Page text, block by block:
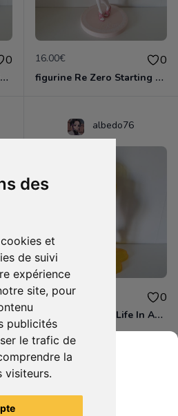
des
et
de suivi
expérience
site, pour
publicités
le trafic de
la
visiteurs.
0
figurine ruka rent a girlfriend
16.00€ 0
figurine Re Zero Starting Life in Another World - Figurine Rem Nurse Pink Ver. PM
0
figurine Banpresto Love Live! Exq Figure Hanayo Koizumi
albedo76
16.00€ 0
Re Zero Starting Life In Another World - Figurine Ram Fairy Elements Espresto
articles du vendeur
du Geek